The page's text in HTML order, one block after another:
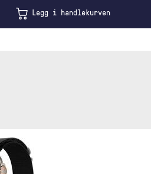
Legg i handlekurven